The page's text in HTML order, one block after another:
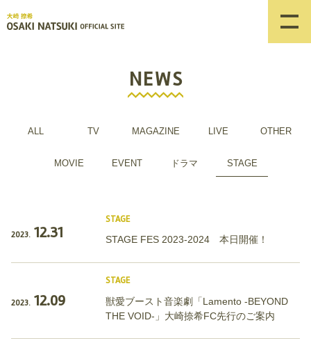
NEWS
ALL TV MAGAZINE LIVE OTHER
MOVIE EVENT ドラマ STAGE
2023. 12.31
STAGE
STAGE FES 2023-2024 本日開催！
2023. 12.09
STAGE
獣愛ブースト音楽劇「Lamento -BEYOND
THE VOID-」大崎捺希FC先行のご案内